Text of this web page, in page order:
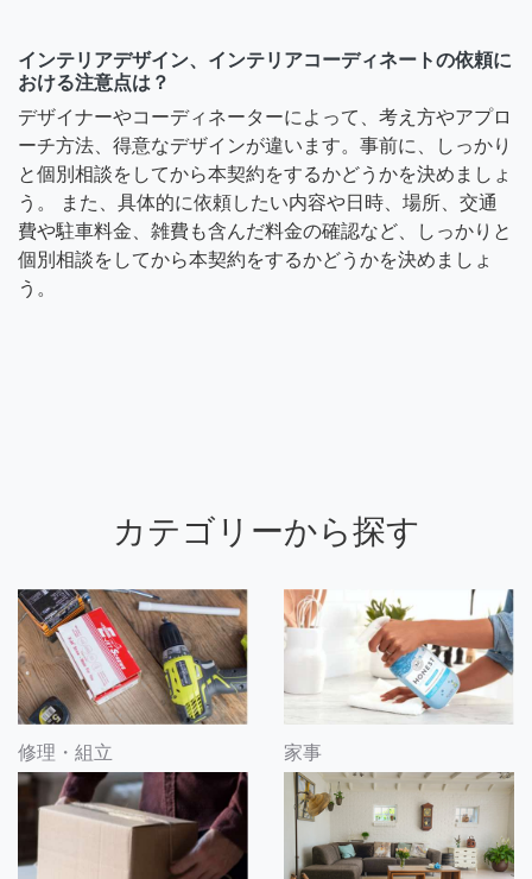
インテリアデザイン、インテリアコーディネートの依頼に
おける注意点は？
デザイナーやコーディネーターによって、考え方やアプロ
ーチ方法、得意なデザインが違います。事前に、しっかり
と個別相談をしてから本契約をするかどうかを決めましょ
う。 また、具体的に依頼したい内容や日時、場所、交通
費や駐車料金、雑費も含んだ料金の確認など、しっかりと
個別相談をしてから本契約をするかどうかを決めましょ
う。
カテゴリーから探す
修理・組立 家事